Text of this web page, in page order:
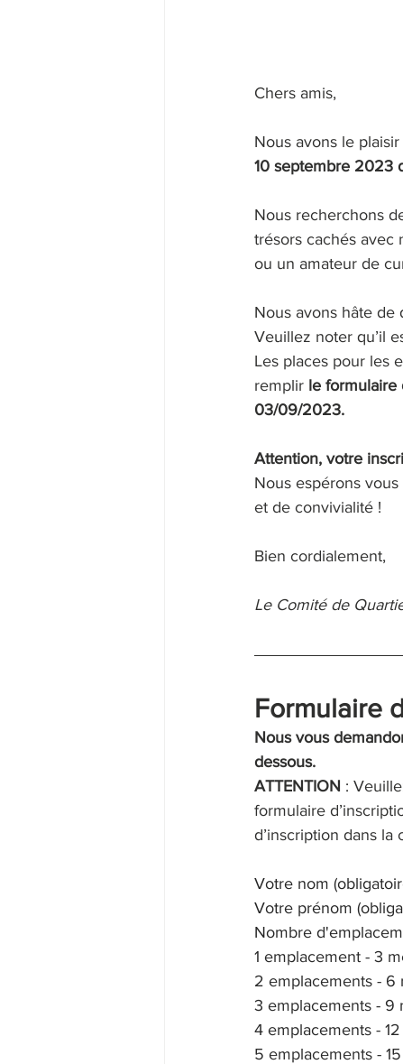
Chers amis,
Nous avons le
10 septembre 2023
Nous recherchons
trésors cachés avec
ou un amateur de
Nous avons hâte de
Veuillez noter qu’il
Les places pour les
remplir le formulaire
03/09/2023.
Attention, votre
Nous espérons
et de convivialité !
Bien cordialement,
Le Comité de
Formulaire
Nous vous
dessous.
ATTENTION :
formulaire
d’inscription dans
Votre nom
Votre prénom
Nombre
1 emplacement - 3
2 emplacements - 6
3 emplacements - 9
4 emplacements -
5 emplacements -